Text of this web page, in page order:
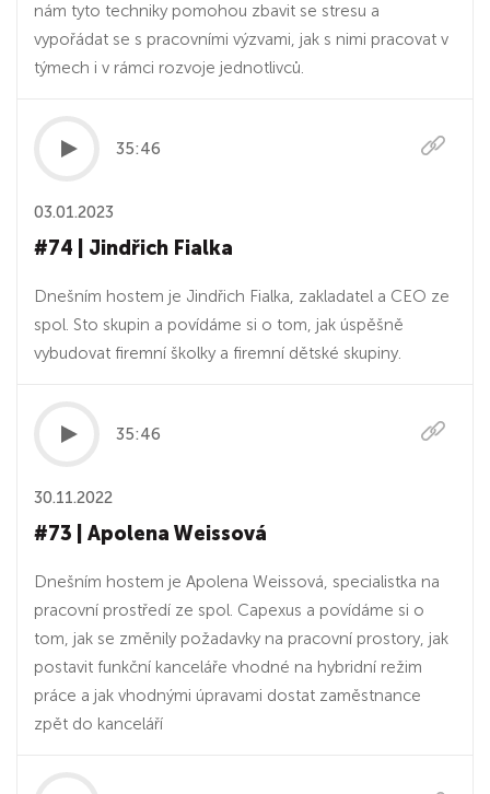
nám tyto techniky pomohou zbavit se stresu a
vypořádat se s pracovními výzvami, jak s nimi pracovat v
týmech i v rámci rozvoje jednotlivců.
35:46
03.01.2023
#74 | Jindřich Fialka
Dnešním hostem je Jindřich Fialka, zakladatel a CEO ze
spol. Sto skupin a povídáme si o tom, jak úspěšně
vybudovat firemní školky a firemní dětské skupiny.
35:46
30.11.2022
#73 | Apolena Weissová
Dnešním hostem je Apolena Weissová, specialistka na
pracovní prostředí ze spol. Capexus a povídáme si o
tom, jak se změnily požadavky na pracovní prostory, jak
postavit funkční kanceláře vhodné na hybridní režim
práce a jak vhodnými úpravami dostat zaměstnance
zpět do kanceláří